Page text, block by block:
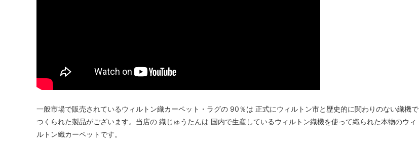
一般市場で販売されているウィルトン織カーペット・ラグの 90％は 正式にウィルトン市と歴史的に関わりのない織機で
つくられた製品がございます。当店の 織じゅうたんは 国内で生産しているウィルトン織機を使って織られた本物のウィ
ルトン織カーペットです。